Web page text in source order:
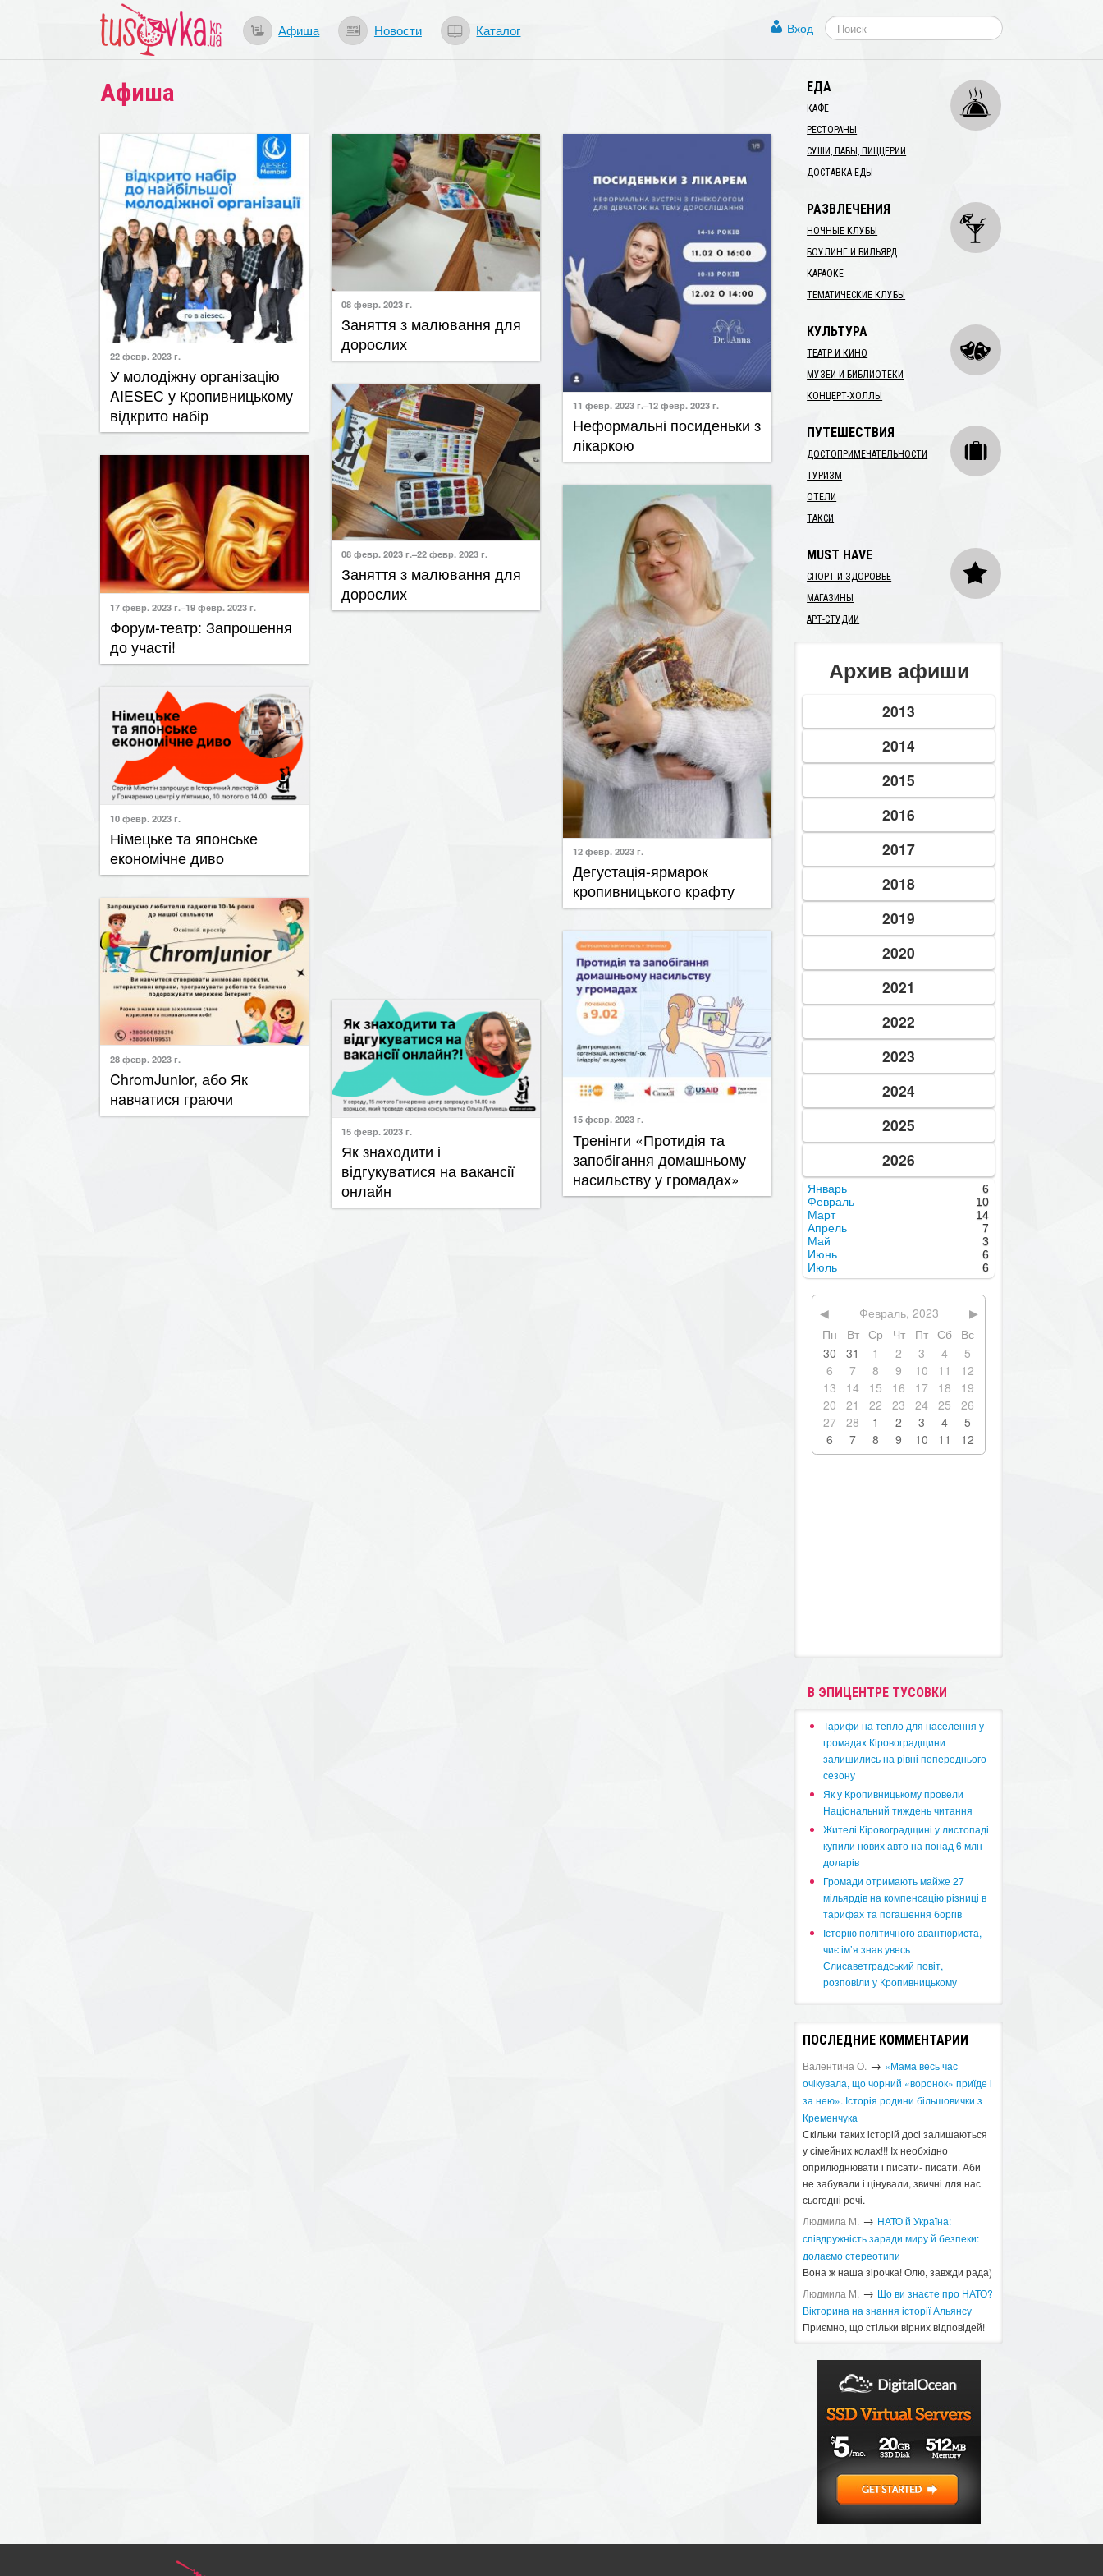
Афиша Новости Каталог Вход
Афиша
22 февр. 2023 г.
​У молодіжну організацію
AIESEC у Кропивницькому
відкрито набір
08 февр. 2023 г.
​Заняття з малювання для
дорослих
11 февр. 2023 г.–12 февр. 2023 г.
Неформальні посиденьки з
лікаркою
08 февр. 2023 г.–22 февр. 2023 г.
​Заняття з малювання для
дорослих
17 февр. 2023 г.–19 февр. 2023 г.
Форум-театр: Запрошення
до участі!
12 февр. 2023 г.
​Дегустація-ярмарок
кропивницького крафту
10 февр. 2023 г.
​Німецьке та японське
економічне диво
28 февр. 2023 г.
​ChromJunior, або Як
навчатися граючи
15 февр. 2023 г.
Тренінги «Протидія та
запобігання домашньому
насильству у громадах»
15 февр. 2023 г.
​Як знаходити і
відгукуватися на вакансії
онлайн
Загрузка...
ЕДА
КАФЕ
РЕСТОРАНЫ
СУШИ, ПАБЫ, ПИЦЦЕРИИ
ДОСТАВКА ЕДЫ
РАЗВЛЕЧЕНИЯ
НОЧНЫЕ КЛУБЫ
БОУЛИНГ И БИЛЬЯРД
КАРАОКЕ
ТЕМАТИЧЕСКИЕ КЛУБЫ
КУЛЬТУРА
ТЕАТР И КИНО
МУЗЕИ И БИБЛИОТЕКИ
КОНЦЕРТ-ХОЛЛЫ
ПУТЕШЕСТВИЯ
ДОСТОПРИМЕЧАТЕЛЬНОСТИ
ТУРИЗМ
ОТЕЛИ
ТАКСИ
MUST HAVE
СПОРТ И ЗДОРОВЬЕ
МАГАЗИНЫ
АРТ-СТУДИИ
Архив афиши
2013
2014
2015
2016
2017
2018
2019
2020
2021
2022
2023
2024
2025
2026
Январь
6
Февраль
10
Март
14
Апрель
7
Май
3
Июнь
6
Июль
6
◀ Февраль, 2023
▶
Пн
Вт Ср Чт Пт Сб Вс
30
31 1 2 3 4
5
6
7 8 9 10 11
12
13
14 15 16 17 18
19
20
21 22 23 24 25
26
27
28 1 2 3 4
5
6
7 8 9 10 11 12
В ЭПИЦЕНТРЕ ТУСОВКИ
​Тарифи на тепло для населення у
громадах Кіровоградщини
залишились на рівні попереднього
сезону
​Як у Кропивницькому провели
Національний тиждень читання
​Жителі Кіровоградщині у листопаді
купили нових авто на понад 6 млн
доларів
​Громади отримають майже 27
мільярдів на компенсацію різниці в
тарифах та погашення боргів
Історію політичного авантюриста,
чиє ім’я знав увесь
Єлисаветградський повіт,
розповіли у Кропивницькому
ПОСЛЕДНИЕ КОММЕНТАРИИ
Валентина О. → «Мама весь час
очікувала, що чорний «воронок» приїде і
за нею». Історія родини більшовички з
Кременчука
Скільки таких історій досі залишаються
у сімейних колах!!! Іх необхідно
оприлюднювати і писати- писати. Аби
не забували і цінували, звичні для нас
сьогодні речі.
Людмила М. → ​НАТО й Україна:
співдружність заради миру й безпеки:
долаємо стереотипи
Вона ж наша зірочка! Олю, завжди рада)
Людмила М. → Що ви знаєте про НАТО?
Вікторина на знання історії Альянсу ​
Приємно, що стільки вірних відповідей!